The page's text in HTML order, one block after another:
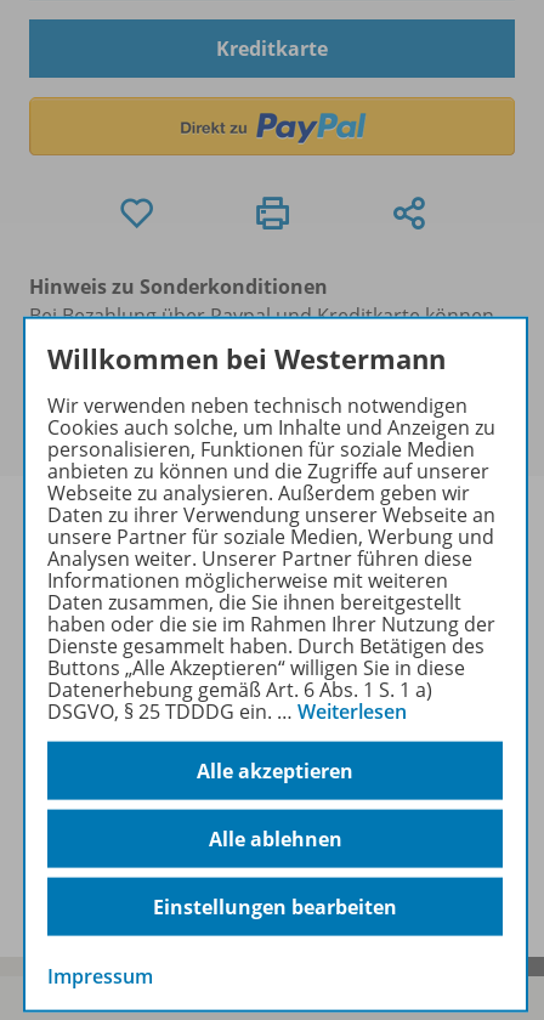
Kreditkarte
Hinweis zu Sonderkonditionen
Bei Bezahlung über Paypal und Kreditkarte können
keine Sonderkonditionen gewährt werden.
Sie haben ein passendes Spar-Paket ?
Um den für Sie gültigen Preis zu sehen,melden Sie
sich bitte an.
Informationen
Beschreibung
Weitere Inhalte der Ausgabe
Spar-Pakete
Willkommen bei Westermann
Wir verwenden neben technisch notwendigen
Cookies auch solche, um Inhalte und Anzeigen zu
personalisieren, Funktionen für soziale Medien
anbieten zu können und die Zugriffe auf unserer
Webseite zu analysieren. Außerdem geben wir
Daten zu ihrer Verwendung unserer Webseite an
unsere Partner für soziale Medien, Werbung und
Analysen weiter. Unserer Partner führen diese
Informationen möglicherweise mit weiteren
Daten zusammen, die Sie ihnen bereitgestellt
haben oder die sie im Rahmen Ihrer Nutzung der
Dienste gesammelt haben. Durch Betätigen des
Buttons „Alle Akzeptieren“ willigen Sie in diese
Datenerhebung gemäß Art. 6 Abs. 1 S. 1 a)
DSGVO, § 25 TDDDG ein. … Weiterlesen
Alle akzeptieren
Alle ablehnen
Einstellungen bearbeiten
Impressum